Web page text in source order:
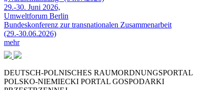
29.-30. Juni 2026,
Umweltforum Berlin
Bundeskonferenz zur transnationalen Zusammenarbeit
(29.-30.06.2026)
mehr
DEUTSCH-POLNISCHES RAUMORDNUNGSPORTAL
POLSKO-NIEMIECKI PORTAL GOSPODARKI